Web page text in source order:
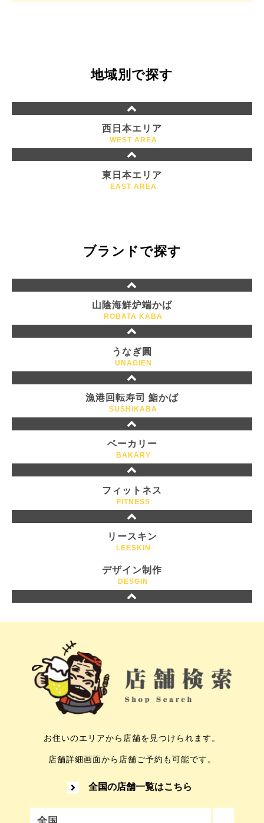
地域別で探す
西日本エリア
WEST AREA
東日本エリア
EAST AREA
ブランドで探す
山陰海鮮炉端かば
ROBATA KABA
うなぎ圓
UNAGIEN
漁港回転寿司 鮨かば
SUSHIKABA
ベーカリー
BAKARY
フィットネス
FITNESS
リースキン
LEESKIN
デザイン制作
DESGIN
お住いのエリアから店舗を見つけられます。
店舗詳細画面から店舗ご予約も可能です。
全国の店舗一覧はこちら